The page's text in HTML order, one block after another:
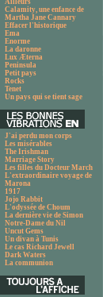
Ailleurs
Calamity, une enfance de
Martha Jane Cannary
Effacer l'historique
Ema
Enorme
La daronne
Lux Æterna
Peninsula
Petit pays
Rocks
Tenet
Un pays qui se tient sage
J'ai perdu mon corps
Les misérables
The Irishman
Marriage Story
Les filles du Docteur March
L'extraordinaire voyage de
Marona
1917
Jojo Rabbit
L'odyssée de Choum
La dernière vie de Simon
Notre-Dame du Nil
Uncut Gems
Un divan à Tunis
Le cas Richard Jewell
Dark Waters
La communion